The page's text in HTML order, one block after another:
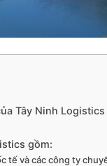
Tây Ninh Logistics
gồm:
tế và các công ty